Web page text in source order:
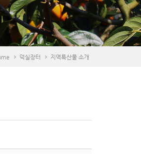
습관
자유게시판
덕실장터 지역특산물 소개